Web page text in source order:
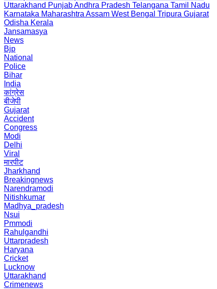
Uttarakhand PunjabAndhra Pradesh Telangana Tamil Nadu
Karnataka Maharashtra Assam West Bengal Tripura Gujarat
Odisha Kerala
Jansamasya
News
Bjp
National
Police
Bihar
India
कांग्रेस
बीजेपी
Gujarat
Accident
Congress
Modi
Delhi
Viral
मारपीट
Jharkhand
Breakingnews
Narendramodi
Nitishkumar
Madhya_pradesh
Nsui
Pmmodi
Rahulgandhi
Uttarpradesh
Haryana
Cricket
Lucknow
Uttarakhand
Crimenews